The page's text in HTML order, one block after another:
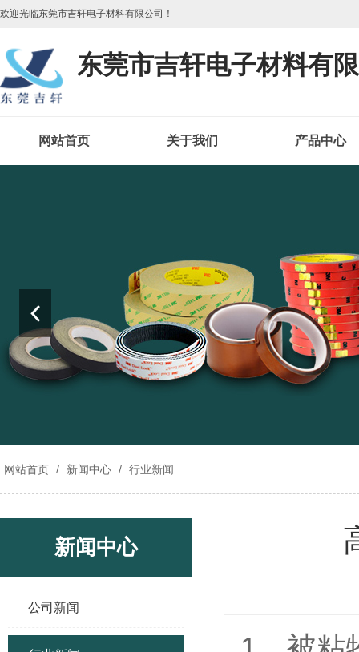
欢迎光临东莞市吉轩电子材料有限公司！
东莞市吉轩电子材料有
网站首页 关于我们 产品中心
网站首页 / 新闻中心 / 行业新闻
新闻中心
公司新闻